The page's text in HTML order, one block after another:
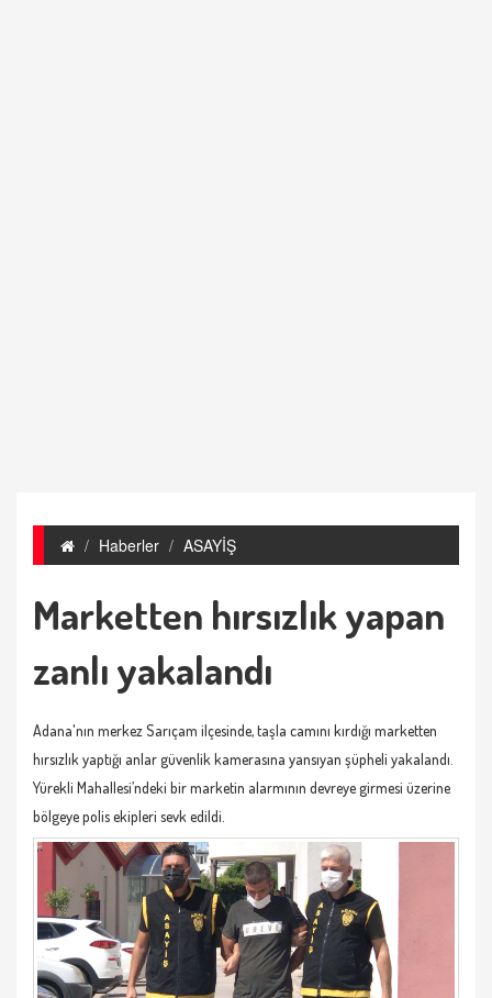
Haberler ASAYİŞ
Marketten hırsızlık yapan
zanlı yakalandı
Adana'nın merkez Sarıçam ilçesinde, taşla camını kırdığı marketten
hırsızlık yaptığı anlar güvenlik kamerasına yansıyan şüpheli yakalandı.
Yürekli Mahallesi’ndeki bir marketin alarmının devreye girmesi üzerine
bölgeye polis ekipleri sevk edildi.